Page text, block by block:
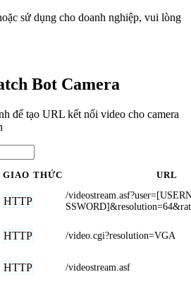
sử dụng cho doanh nghiệp, vui lòng
Bot Camera
để tạo URL kết nối video cho camera
GIAO THỨC URL
HTTP
/
HTTP /video.cgi?resolution=VGA
HTTP /videostream.asf